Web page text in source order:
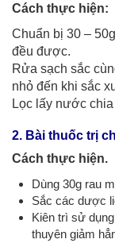
Cách thực hiện:
Chuẩn bị 30 –
đều được.
Rửa sạch sắc
nhỏ đến khi sắc
Lọc lấy nước
2. Bài thuốc trị
Cách thực hiện.
Dùng 30g rau
Sắc các dược
Kiên trì sử
thuyên giảm